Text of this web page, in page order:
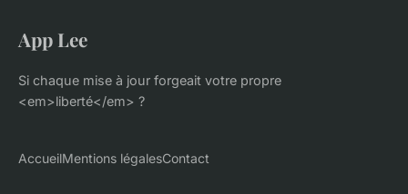
App Lee
Si chaque mise à jour forgeait votre propre
<em>liberté</em> ?
AccueilMentions légalesContact